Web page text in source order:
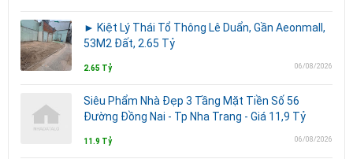
► Kiệt Lý Thái Tổ Thông Lê Duẩn, Gần Aeonmall,
53M2 Đất, 2.65 Tỷ
2.65 Tỷ 06/08/2026
Siêu Phẩm Nhà Đẹp 3 Tầng Mặt Tiền Số 56
Đường Đồng Nai - Tp Nha Trang - Giá 11,9 Tỷ
11.9 Tỷ 06/08/2026